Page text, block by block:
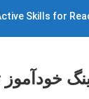
Skills for